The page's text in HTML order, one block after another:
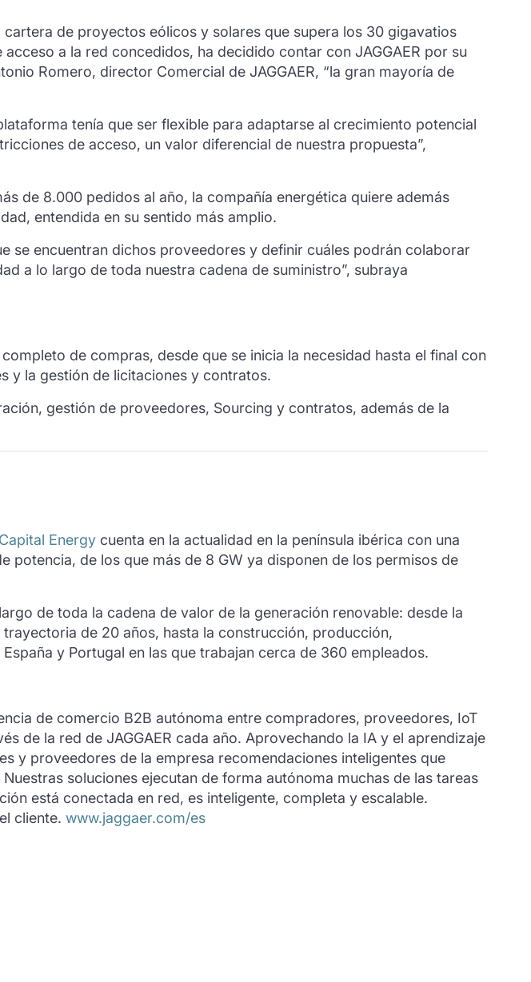
de proyectos eólicos y solares que supera los 30 gigavatios
a la red concedidos, ha decidido contar con JAGGAER por su
Romero, director Comercial de JAGGAER, “la gran mayoría de
tenía que ser flexible para adaptarse al crecimiento potencial
de acceso, un valor diferencial de nuestra propuesta”,
de 8.000 pedidos al año, la compañía energética quiere además
entendida en su sentido más amplio.
se encuentran dichos proveedores y definir cuáles podrán colaborar
a lo largo de toda nuestra cadena de suministro”, subraya
de compras, desde que se inicia la necesidad hasta el final con
y la gestión de licitaciones y contratos.
gestión de proveedores, Sourcing y contratos, además de la
Capital Energycuenta en la actualidad en la península ibérica con una
de los que más de 8 GW ya disponen de los permisos de
de toda la cadena de valor de la generación renovable: desde la
de 20 años, hasta la construcción, producción,
y Portugal en las que trabajan cerca de 360 empleados.
de comercio B2B autónoma entre compradores, proveedores, IoT
de la red de JAGGAER cada año. Aprovechando la IA y el aprendizaje
y proveedores de la empresa recomendaciones inteligentes que
soluciones ejecutan de forma autónoma muchas de las tareas
está conectada en red, es inteligente, completa y escalable.
cliente. www.jaggaer.com/es